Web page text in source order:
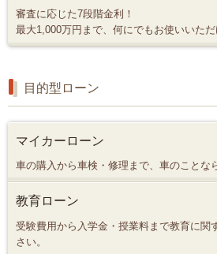
審査に応じた7段階金利！
最大1,000万円まで、何にでもお使いいただ
目的型ローン
マイカーローン
車の購入から車検・修理まで、車のことな
教育ローン
受験費用から入学金・授業料まで教育に関
さい。